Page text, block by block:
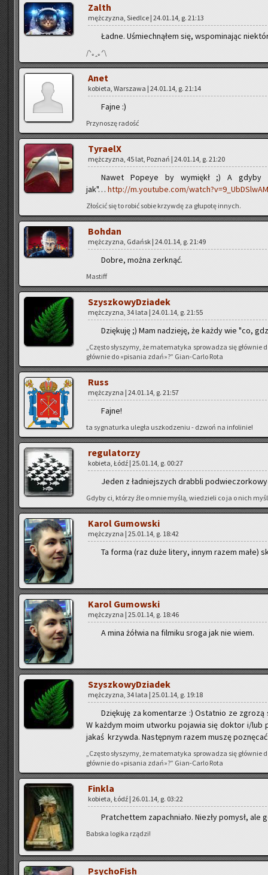
Zalth
męż­czy­zna, Sie­dl­ce | 24.01.14, g. 21:13
Ładne. Uśmiech­ną­łem się, wspo­mi­na­jąc
/ᐠ｡ꞈ｡ᐟ\
Anet
ko­bie­ta, War­sza­wa | 24.01.14, g. 21:14
Fajne :)
Przy­no­szę ra­dość
Ty­ra­elX
męż­czy­zna, 45 lat, Po­znań | 24.01.14, g. 21:20
Nawet Po­peye by wy­miękł ;) A
jak"… http://m.youtube.com/
Zło­ścić się to robić sobie krzyw­dę za głu­po­tę in­nych.
Boh­dan
męż­czy­zna, Gdańsk | 24.01.14, g. 21:49
Dobre, można zer­k­nąć.
Ma­stiff
Szysz­ko­wy­Dzia­dek
męż­czy­zna, 34 lata | 24.01.14, g. 21:55
Dzię­ku­ję ;) Mam na­dzie­ję, że każdy wie "co,
„Czę­sto sły­szy­my, że ma­te­ma­ty­ka spro­wa­dza się
głów­nie do «pi­sa­nia zdań»?” Gian-Car­lo Rota
Russ
męż­czy­zna | 24.01.14, g. 21:57
Fajne!
ta sy­gna­tur­ka ule­gła uszko­dze­niu - dzwoń na in­fo­li­nie!
re­gu­la­to­rzy
ko­bie­ta, Łódź | 25.01.14, g. 00:27
Jeden z ład­niej­szych drab­bli
Gdyby ci, któ­rzy źle o mnie myślą, wie­dzie­li co ja o nich
Karol Gu­mow­ski
męż­czy­zna | 25.01.14, g. 18:42
Ta forma (raz duże li­te­ry, innym razem
Karol Gu­mow­ski
męż­czy­zna | 25.01.14, g. 18:46
A mina żół­wia na fil­mi­ku sroga jak nie wiem.
Szysz­ko­wy­Dzia­dek
męż­czy­zna, 34 lata | 25.01.14, g. 19:18
Dzię­ku­ję za ko­men­ta­rze :) Ostat­nio ze
W każ­dym moim utwor­ku po­ja­wia się dok­tor i/
jakaś krzyw­da. Na­stęp­nym razem muszę
„Czę­sto sły­szy­my, że ma­te­ma­ty­ka spro­wa­dza się
głów­nie do «pi­sa­nia zdań»?” Gian-Car­lo Rota
Fin­kla
ko­bie­ta, Łódź | 26.01.14, g. 03:22
Prat­chet­tem za­pach­nia­ło. Nie­zły po­mysł, ale
Bab­ska lo­gi­ka rzą­dzi!
Psy­cho­Fish